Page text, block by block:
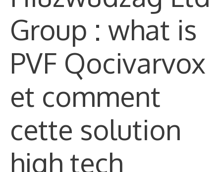
Group : what is
PVF Qocivarvox
et comment
cette solution
high tech